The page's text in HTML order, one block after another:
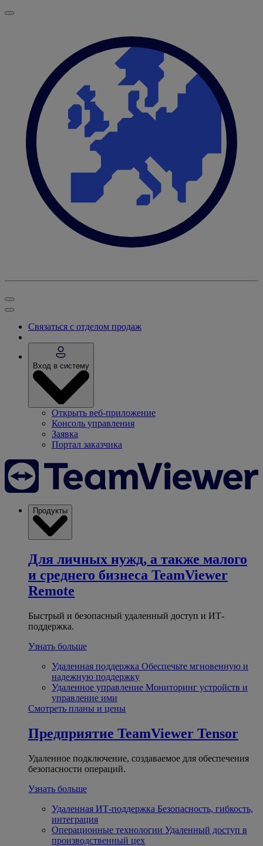
Связаться с отделом продаж
Вход в систему
Открыть веб-приложение
Консоль управления
Заявка
Портал заказчика
Продукты
Для личных нужд, а также малого
и среднего бизнеса TeamViewer
Remote
Быстрый и безопасный удаленный доступ и ИТ-
поддержка.
Узнать больше
Удаленная поддержка Обеспечьте мгновенную и
надежную поддержку
Удаленное управление Мониторинг устройств и
управление ими
Смотреть планы и цены
Предприятие TeamViewer Tensor
Удаленное подключение, создаваемое для обеспечения
безопасности операций.
Узнать больше
Удаленная ИТ-поддержка Безопасность, гибкость,
интеграция
Операционные технологии Удаленный доступ в
производственный цех